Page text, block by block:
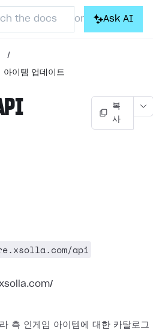
the docs or Ask AI
/
아이템 업데이트
복
사
api
측 인게임 아이템에 대한 카탈로그